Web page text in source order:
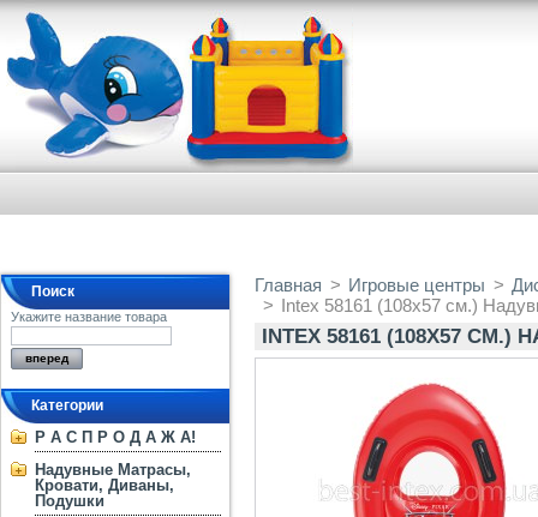
Поиск
Укажите название товара
Категории
Р А С П Р О Д А Ж А!
Надувные Матрасы,
Кровати, Диваны,
Подушки
Главная > Игровые центры >
> Intex 58161 (108х57 см.)
INTEX 58161 (108Х57